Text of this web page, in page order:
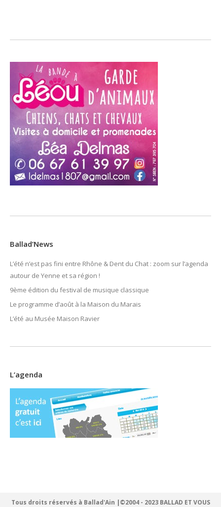
Ballad’News
L’été n’est pas fini entre Rhône & Dent du Chat : zoom sur l’agenda
autour de Yenne et sa région !
9ème édition du festival de musique classique
Le programme d’août à la Maison du Marais
L’été au Musée Maison Ravier
L’agenda
Tous droits réservés à Ballad'Ain |©2004 - 2023 BALLAD ET VOUS